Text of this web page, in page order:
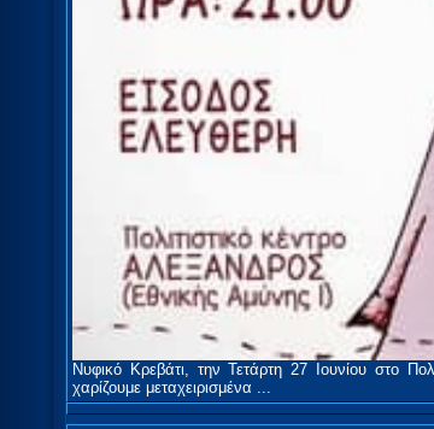
Νυφικό Κρεβάτι, την Τετάρτη 27 Ιουνίου στο
χαρίζουμε μεταχειρισμένα ...